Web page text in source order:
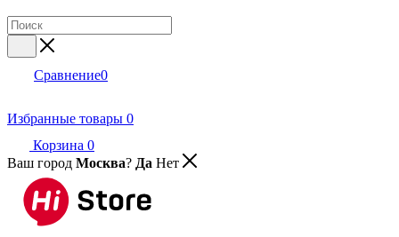
Сравнение0
Избранные товары 0
Корзина 0
Ваш город Москва? Да Нет